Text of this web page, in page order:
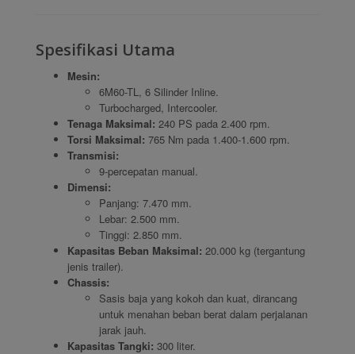
Spesifikasi Utama
Mesin:
6M60-TL, 6 Silinder Inline.
Turbocharged, Intercooler.
Tenaga Maksimal: 240 PS pada 2.400 rpm.
Torsi Maksimal: 765 Nm pada 1.400-1.600 rpm.
Transmisi:
9-percepatan manual.
Dimensi:
Panjang: 7.470 mm.
Lebar: 2.500 mm.
Tinggi: 2.850 mm.
Kapasitas Beban Maksimal: 20.000 kg (tergantung
jenis trailer).
Chassis:
Sasis baja yang kokoh dan kuat, dirancang
untuk menahan beban berat dalam perjalanan
jarak jauh.
Kapasitas Tangki: 300 liter.